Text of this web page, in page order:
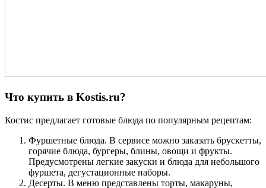
Что купить в Kostis.ru?
Костис предлагает готовые блюда по популярным рецептам:
Фуршетные блюда. В сервисе можно заказать брускетты,
горячие блюда, бургеры, блины, овощи и фрукты.
Предусмотрены легкие закуски и блюда для небольшого
фуршета, дегустационные наборы.
Десерты. В меню представлены торты, макаруны,